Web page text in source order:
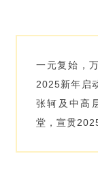
一元复始，
2025新年启
张轲及中高
堂，宣贯